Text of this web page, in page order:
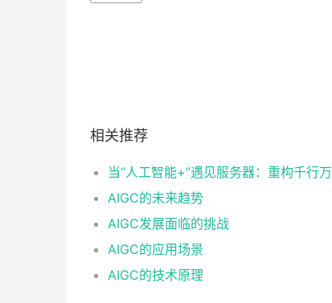
相关推荐
AIGC的未来趋势
AIGC发展面临的挑战
AIGC的应用场景
AIGC的技术原理